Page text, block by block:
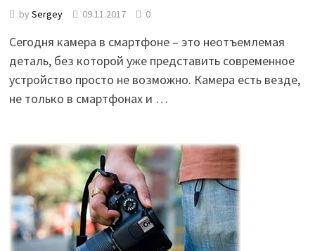
by Sergey 09.11.2017 0
Сегодня камера в смартфоне – это неотъемлемая
деталь, без которой уже представить современное
устройство просто не возможно. Камера есть везде,
не только в смартфонах и …